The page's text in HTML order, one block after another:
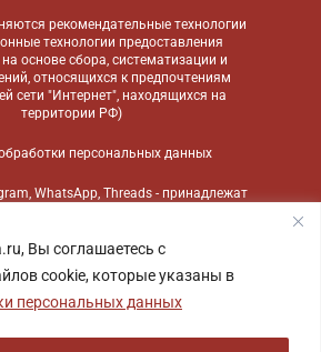
Вы соглашаетесь с
cookie, которые указаны в
персональных данных
рекомендательные технологии
технологии предоставления
основе сбора, систематизации и
относящихся к предпочтениям
сети "Интернет", находящихся на
территории РФ)
персональных данных
WhatsApp, Threads - принадлежат